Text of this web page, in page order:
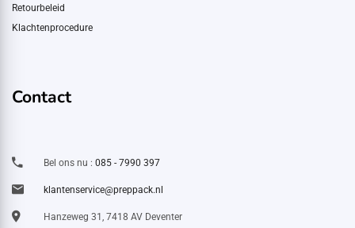
Retourbeleid
Klachtenprocedure
Contact
Bel ons nu : 085 - 7990 397
klantenservice@preppack.nl
Hanzeweg 31, 7418 AV Deventer